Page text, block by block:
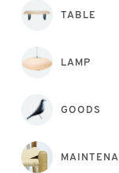
TABLE
LAMP
GOODS